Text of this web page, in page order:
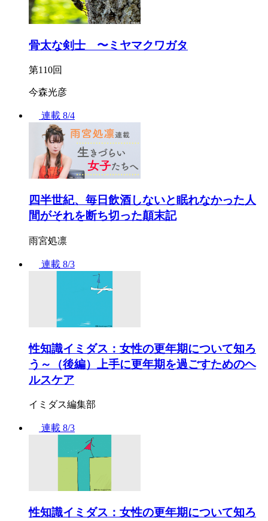
骨太な剣士 〜ミヤマクワガタ
第110回
今森光彦
連載 8/4
四半世紀、毎日飲酒しないと眠れなかった人
間がそれを断ち切った顛末記
雨宮処凛
連載 8/3
性知識イミダス：女性の更年期について知ろ
う～（後編）上手に更年期を過ごすためのヘ
ルスケア
イミダス編集部
連載 8/3
性知識イミダス：女性の更年期について知ろ